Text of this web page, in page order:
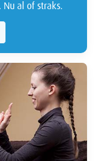
al of straks.